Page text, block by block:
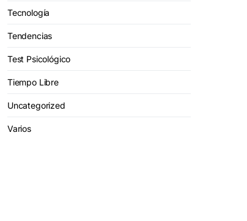
Tecnología
Tendencias
Test Psicológico
Tiempo Libre
Uncategorized
Varios